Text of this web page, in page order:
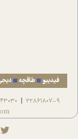
فیدیبو طاقچه
22861807-9
|